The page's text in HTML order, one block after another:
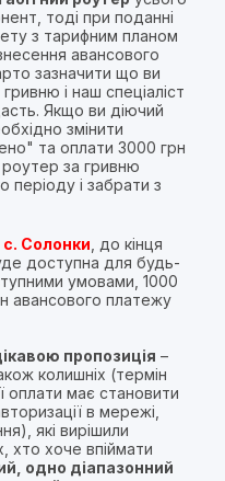
тоді при поданні
з тарифним планом
авансового
зазначити що ви
і наш спеціаліст
Якщо ви діючий
змінити
та оплати 3000 грн
за гривню
і забрати з
с. Солонки , до кінця
доступна для будь-
умовами, 1000
авансового платежу
пропозиція –
колишніх (термін
оплати має становити
в мережі,
які вирішили
хто хоче впіймати
одно діапазонний